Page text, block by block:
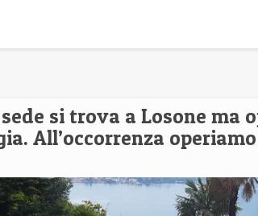
si trova a Losone ma
All’occorrenza